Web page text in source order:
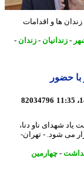
ها و اقدامات
زندانیان -زندان -
حضور
82034796
شهدای ناو دنا،
شود. - تهران-
-چهارمین